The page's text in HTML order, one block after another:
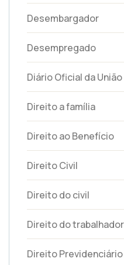
Desembargador
Desempregado
Diário Oficial da União
Direito a família
Direito ao Benefício
Direito Civil
Direito do civil
Direito do trabalhador
Direito Previdenciário